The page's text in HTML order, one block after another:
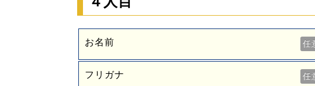
お名前 任
フリガナ 任